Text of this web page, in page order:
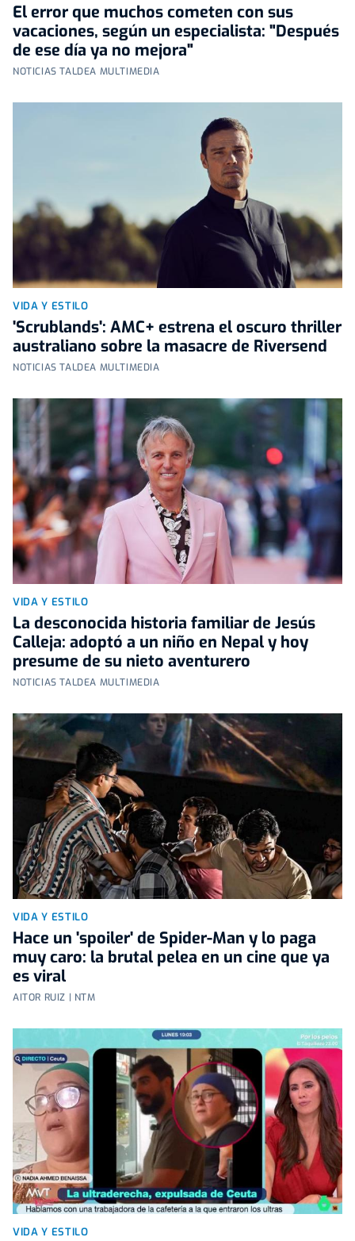
El error que muchos cometen con sus
vacaciones, según un especialista: "Después
de ese día ya no mejora"
NOTICIAS TALDEA MULTIMEDIA
VIDA Y ESTILO
'Scrublands': AMC+ estrena el oscuro thriller
australiano sobre la masacre de Riversend
NOTICIAS TALDEA MULTIMEDIA
VIDA Y ESTILO
La desconocida historia familiar de Jesús
Calleja: adoptó a un niño en Nepal y hoy
presume de su nieto aventurero
NOTICIAS TALDEA MULTIMEDIA
VIDA Y ESTILO
Hace un 'spoiler' de Spider-Man y lo paga
muy caro: la brutal pelea en un cine que ya
es viral
AITOR RUIZ | NTM
VIDA Y ESTILO